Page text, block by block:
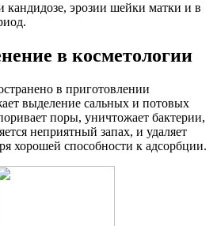
кандидозе, эрозии шейки матки и в
в косметологии
в приготовлении
выделение сальных и потовых
поры, уничтожает бактерии,
неприятный запах, и удаляет
хорошей способности к адсорбции.